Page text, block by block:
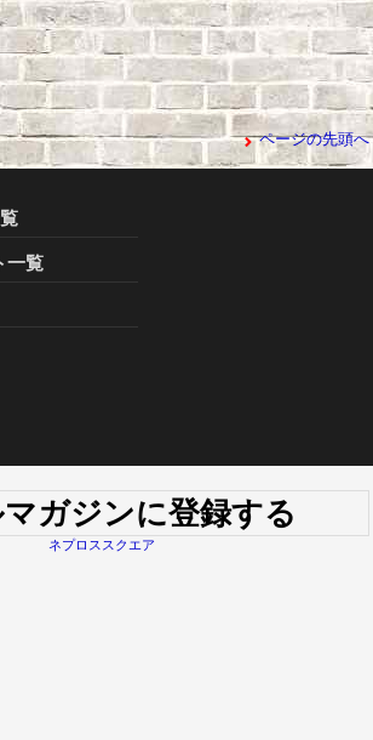
ページの先頭へ
一覧
ガジンに登録する
ネプロススクエア